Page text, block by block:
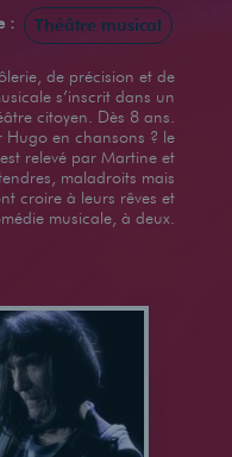
: Théâtre musical
de précision et de
s’inscrit dans un
citoyen. Dès 8 ans.
Hugo en chansons ? le
relevé par Martine et
maladroits mais
croire à leurs rêves et
musicale, à deux.